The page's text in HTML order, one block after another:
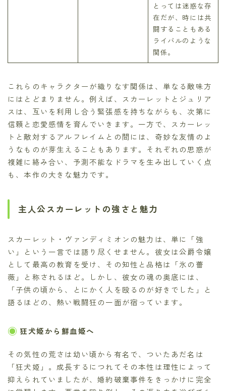
とっては迷惑な存
在だが、時には共
闘することもある
ライバルのような
関係。
これらのキャラクターが織りなす関係は、単なる敵味方
にはとどまりません。例えば、スカーレットとジュリア
スは、互いを利用し合う緊張感を持ちながらも、次第に
信頼と恋愛感情を育んでいきます。一方で、スカーレッ
トと敵対するアルフレイムとの間には、奇妙な友情のよ
うなものが芽生えることもあります。それぞれの思惑が
複雑に絡み合い、予測不能なドラマを生み出していく点
も、本作の大きな魅力です。
主人公スカーレットの強さと魅力
スカーレット・ヴァンディミオンの魅力は、単に「強
い」という一言では語り尽くせません。彼女は公爵令嬢
として最高の教育を受け、その知性と品格は「氷の薔
薇」と称されるほど。しかし、彼女の魂の奥底には、
「子供の頃から、とにかく人を殴るのが好きでした」と
語るほどの、熱い戦闘狂の一面が宿っています。
狂犬姫から鮮血姫へ
その気性の荒さは幼い頃から有名で、ついたあだ名は
「狂犬姫」。成長するにつれてその本性は理性によって
抑えられていましたが、婚約破棄事件をきっかけに完全